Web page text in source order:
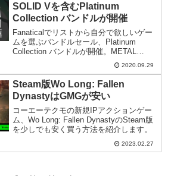
SOLID Vを含むPlatinum
Collection バンドルが開催
Fanaticalでリストから自分で欲しいゲー
ムを選ぶバンドルセール、Platinum
Collection バンドルが開催。METAL
GEAR SOLID V: THE PHANTOM PAIN
2020.09.29
Steam版Wo Long: Fallen
DynastyはGMGが安い
コーエーテクモの新規IPアクションゲー
ム、Wo Long: Fallen DynastyのSteam版
を少しでも安く買う方法を紹介します。
2023.02.27